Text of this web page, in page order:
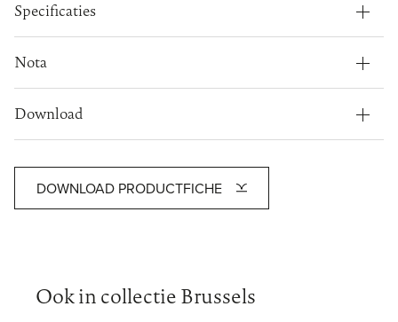
Specificaties
Nota
Download
DOWNLOAD PRODUCTFICHE
Ook in collectie Brussels